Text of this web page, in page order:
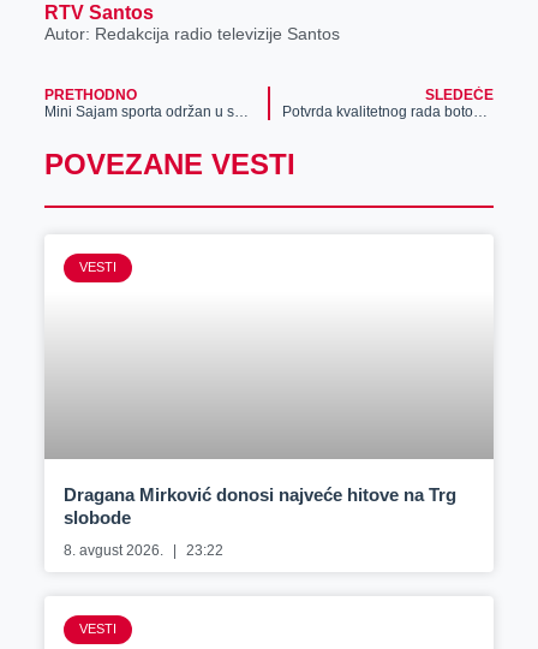
RTV Santos
Autor: Redakcija radio televizije Santos
PRETHODNO
Mini Sajam sporta održan u sportskoj hali u Krajišniku
SLEDEĆE
Potvrda kvalitetnog rada botoške škole
POVEZANE VESTI
VESTI
Dragana Mirković donosi najveće hitove na Trg
slobode
8. avgust 2026. 23:22
VESTI